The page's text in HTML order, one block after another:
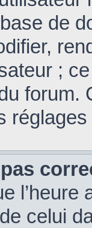
de
;
forum.
pas
celui